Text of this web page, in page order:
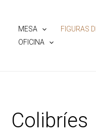
contenido
MESA FIGURAS
OFICINA
Colibríes